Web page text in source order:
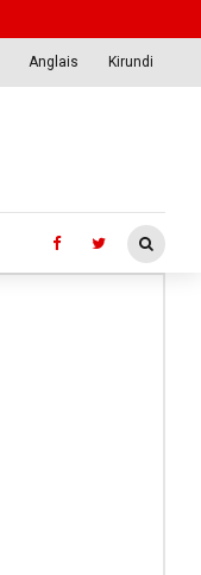
Anglais Kirundi